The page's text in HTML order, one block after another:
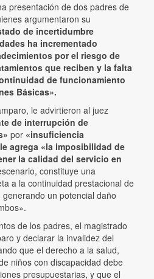
presentación de dos padres de
argumentaron su
de incertidumbre
ha incrementado
por el riesgo de
que reciben y la falta
de funcionamiento
Básicas».
le advirtieron al juez
de interrupción de
por «insuficiencia
agrega «la imposibilidad de
la calidad del servicio en
constituye una
a la continuidad prestacional de
un potencial daño
de los padres, el magistrado
y declarar la invalidez del
que el derecho a la salud,
niños con discapacidad debe
presupuestarias, y que el